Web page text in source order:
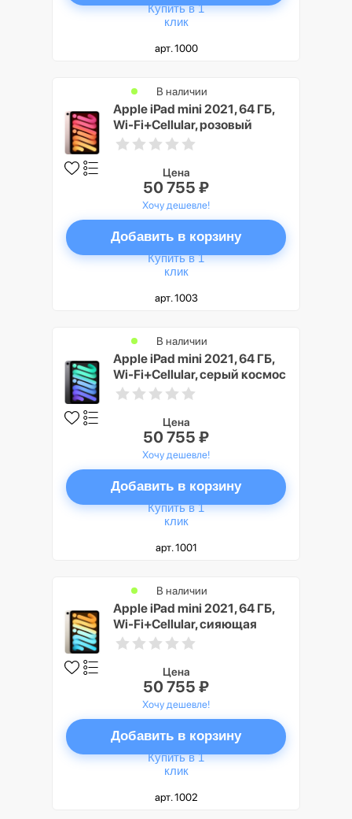
Купить в 1
клик
арт. 1000
Apple iPad mini 2021, 64 ГБ,
Wi-Fi+Cellular, розовый
В наличии
Цена
50 755 ₽
Хочу дешевле!
Добавить в корзину
Купить в 1
клик
арт. 1003
Apple iPad mini 2021, 64 ГБ,
Wi-Fi+Cellular, серый космос
В наличии
Цена
50 755 ₽
Хочу дешевле!
Добавить в корзину
Купить в 1
клик
арт. 1001
Apple iPad mini 2021, 64 ГБ,
Wi-Fi+Cellular, сияющая
звезда
В наличии
Цена
50 755 ₽
Хочу дешевле!
Добавить в корзину
Купить в 1
клик
арт. 1002